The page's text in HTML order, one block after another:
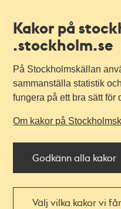
Kakor på
.stockholm.se
På Stockholmskällan
sammanställa statistik
fungera på ett bra sätt för
Om kakor på
Godkänn alla kakor
Välj vilka kakor vi